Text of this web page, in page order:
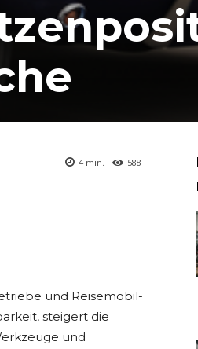
588
4 min.
und Reisemobil-
steigert die
und